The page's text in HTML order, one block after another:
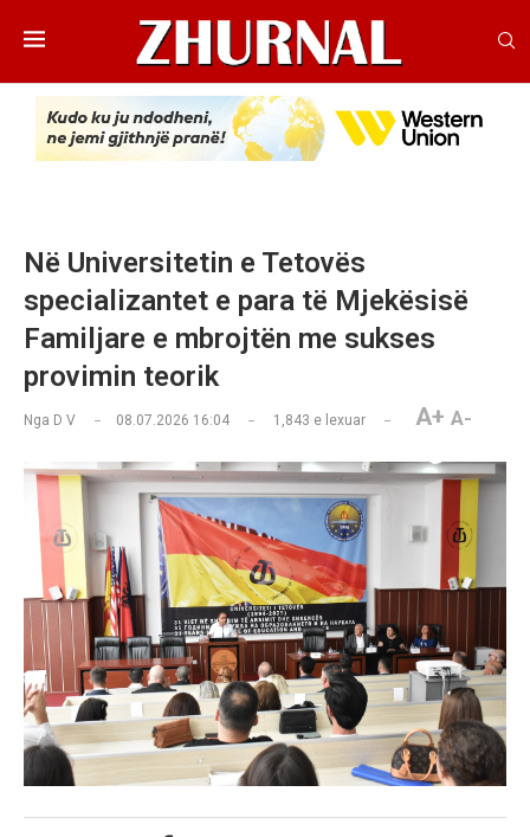
Në Universitetin e Tetovës
specializantet e para të Mjekësisë
Familjare e mbrojtën me sukses
provimin teorik
Nga D V 08.07.2026 16:04 1,843 e lexuar A+ A-